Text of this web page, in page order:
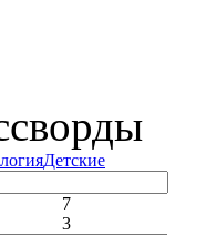
Детские
7
3